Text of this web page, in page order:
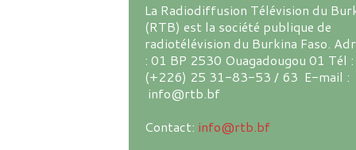
La Radiodiffusion Télévision du
(RTB) est la société publique de
radiotélévision du Burkina Faso.
: 01 BP 2530 Ouagadougou 01 Tél :
(+226) 25 31-83-53 / 63 E-mail :
info@rtb.bf
Contact: info@rtb.bf